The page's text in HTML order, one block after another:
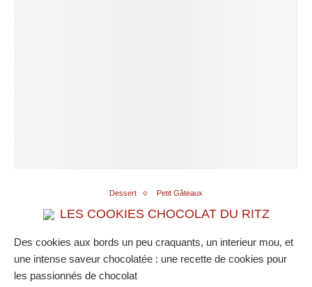
Dessert Petit Gâteaux
LES COOKIES CHOCOLAT DU RITZ
Des cookies aux bords un peu craquants, un interieur mou, et
une intense saveur chocolatée : une recette de cookies pour
les passionnés de chocolat